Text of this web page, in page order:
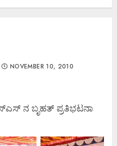
NOVEMBER 10, 2010
ನ ಬೃಹತ್ ಪ್ರತಿಭಟನಾ